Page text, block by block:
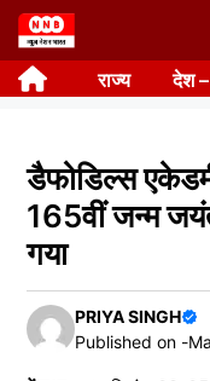
Skip
to
content राज्य देश
डैफोडिल्स‌
165वीं जन्म‌
गया
PRIYA SINGH
Published on -